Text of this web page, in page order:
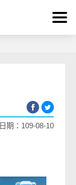
日期：109-08-10